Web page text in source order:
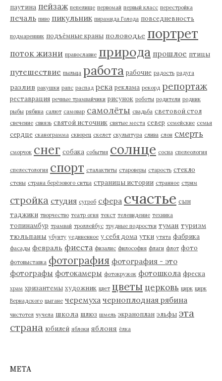
паутина пейзаж пепелище первомай первый класс перестройка
печаль пиво пикульник пирамида Голода повседневность
подмаренник подъёмные краны половодье портрет
поток жизни православие природа прошлое птицы
путешествие пыльца работа рабочие радость радуга
разлив ракушки рапс распад река реклама рекорд репортаж
реставрация речные трамвайчики рисунок роботы родители родник
рыбы рябина салют самовар самолёты свадьба световой стол
свечение свиязь святой источник святые места север семейские семья
сердце сканограмма скворец скелет скульптура слива слон смерть
сморчок снег собака события солнце сосна спелеология
спелестология спорт сталактиты староверы старость стекло
стены страна берёзового ситца страницы истории странное стрим
стройка студия сугроб сфера счастье сын
таджики творчество театр огня текст телевидение техника
топинамбур трамвай троллейбус трудные подростки туман туризм
тюльпаны убунту уединенное у себя дома утки утята фабрика
фасады февраль фиеста физалис философия флаги флот фото
фотовыставка фотография фотография - это
фотографы фотокамеры фотокружок фотошкола фреска
храм хризантемы художник цвет цветы церковь цирк цирк
Вернадского цыгане черемуха черноплодная рябина
чистотел чучела школа шлюз шмель экраноплан эльфы эта
страна юбилей яблоки яблоня ёлка
МЕТА